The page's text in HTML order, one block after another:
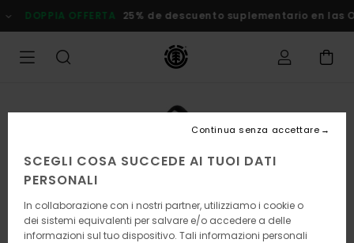
alle
informazioni
prodotto
DOPPIA OFFERTA 25% de descuento suplementario en
SCEGLI COSA SUCCEDE AI TUOI DATI
PERSONALI
In collaborazione con i nostri partner, utilizziamo i cookie o
dei sistemi equivalenti per salvare e/o accedere a delle
informazioni sul tuo dispositivo. Tali informazioni personali
Continua senza accettare